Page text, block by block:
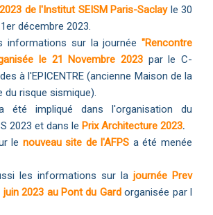
de l'Institut SEISM Paris-Saclayle 30
décembre 2023.
informations sur la journée "Rencontre
le 21 Novembre 2023par le C-
à l'EPICENTRE (ancienne Maison de la
du risque sismique).
été impliqué dans l'organisation du
2023 et dans le Prix Architecture 2023.
le nouveau site de l'AFPS a été menée
les informations sur la journée Prev
juin 2023 au Pont du Gardorganisée par l